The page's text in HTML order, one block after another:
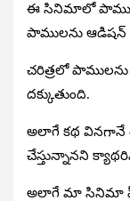
ఈ సినిమాలో
పాములను ఆడిషన్‌
చరిత్రలో
దక్కుతుంది.
అలాగే కథ వినగానే
చేస్తున్నానని
అలాగే మా సినిమా